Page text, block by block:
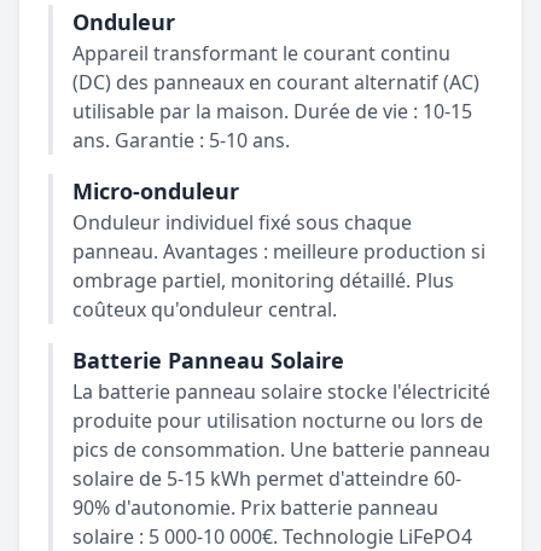
Onduleur
Appareil transformant le courant continu
(DC) des panneaux en courant alternatif (AC)
utilisable par la maison. Durée de vie : 10-15
ans. Garantie : 5-10 ans.
Micro-onduleur
Onduleur individuel fixé sous chaque
panneau. Avantages : meilleure production si
ombrage partiel, monitoring détaillé. Plus
coûteux qu'onduleur central.
Batterie Panneau Solaire
La batterie panneau solaire stocke l'électricité
produite pour utilisation nocturne ou lors de
pics de consommation. Une batterie panneau
solaire de 5-15 kWh permet d'atteindre 60-
90% d'autonomie. Prix batterie panneau
solaire : 5 000-10 000€. Technologie LiFePO4